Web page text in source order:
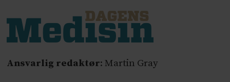
Ansvarlig redaktør: Martin Gray